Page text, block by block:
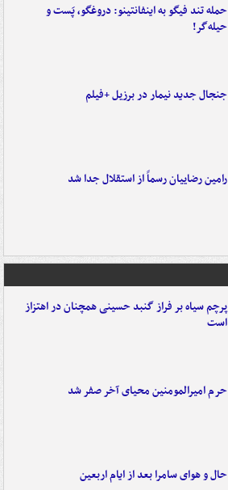
حمله تند فیگو به اینفانتینو: دروغگو، پَست‌ و
حیله‌گر!
جنجال جدید نیمار در برزیل +فیلم
رامین رضاییان رسماً از استقلال جدا شد
پرچم سیاه بر فراز گنبد حسینی همچنان در اهتزاز
است
حرم امیرالمومنین محیای آخر صفر شد
حال و هوای سامرا بعد از ایام اربعین